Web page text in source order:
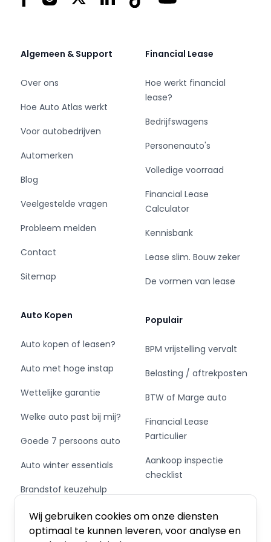
Wij gebruiken cookies om onze diensten
optimaal te kunnen leveren, voor analyse en
- Laagste prijsgarantie
- Online kopen, 14 dagen niet goed geld terug
- Levering in heel Nederland
- Financiering binnen 1 dag
- 1000 voertuigen uit voorraad leverbaar
- Ideaal voor starters & ZZP'ers
- Leasen met BKR codering is mogelijk
- Grootste van Nederland
- Kosteloos overstappen naar een elektrisch
Sluit nu je financial lease bij Eurocars af, en
bepaal zelf wanneer je zonder boete overstapt
naar een elektrische bedrijfswagen.
Of dat nu na 12, 25 of 41 maanden is... het maakt
ons niets uit.
Bij Eurocars krijg je geen last van Milieuzones.
Onze klanten waarderen ons met een 4.8 van
Voor vragen bel 088-700 1830 of mail:
Algemeen & Support
Over ons
Hoe Auto Atlas werkt
Voor autobedrijven
Automerken
Blog
Veelgestelde vragen
Probleem melden
Contact
Sitemap
Auto Kopen
Auto kopen of leasen?
Auto met hoge instap
Wettelijke garantie
Welke auto past bij mij?
Goede 7 persoons auto
Auto winter essentials
Brandstof keuzehulp
Schakel of automaat?
Financial Lease
Hoe werkt financial
lease?
Bedrijfswagens
Personenauto's
Volledige voorraad
Financial Lease
Calculator
Kennisbank
Lease slim. Bouw zeker
De vormen van lease
Populair
BPM vrijstelling vervalt
Belasting / aftrekposten
BTW of Marge auto
Financial Lease
Particulier
Aankoop inspectie
checklist
Private Leasen,
Financieren of Kopen?